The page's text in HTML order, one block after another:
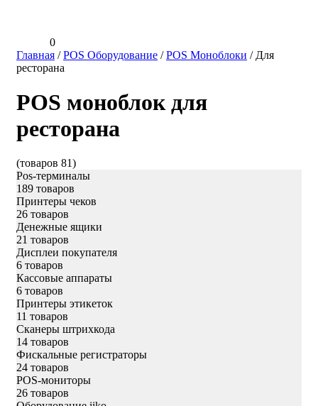
0
Главная /POS Оборудование /POS Моноблоки / Для
ресторана
POS моноблок для
ресторана
(товаров 81)
Pos-терминалы
189 товаров
Принтеры чеков
26 товаров
Денежные ящики
21 товаров
Дисплеи покупателя
6 товаров
Кассовые аппараты
6 товаров
Принтеры этикеток
11 товаров
Сканеры штрихкода
14 товаров
Фискальные регистраторы
24 товаров
POS-мониторы
26 товаров